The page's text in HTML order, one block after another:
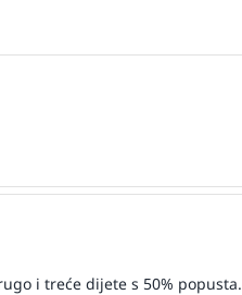
i treće dijete s 50% popusta.